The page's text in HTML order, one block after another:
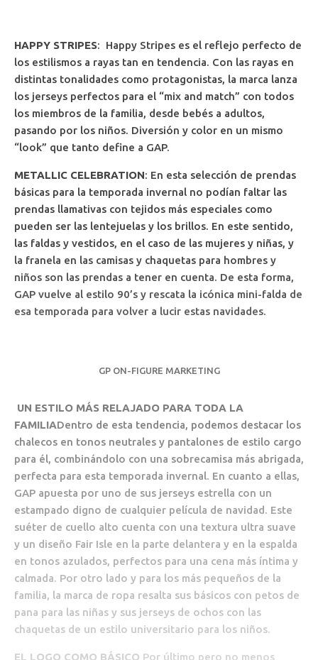
HAPPY STRIPES: Happy Stripes es el reflejo perfecto de
los estilismos a rayas tan en tendencia. Con las rayas en
distintas tonalidades como protagonistas, la marca lanza
los jerseys perfectos para el “mix and match” con todos
los miembros de la familia, desde bebés a adultos,
pasando por los niños. Diversión y color en un mismo
“look” que tanto define a GAP.
METALLIC CELEBRATION: En esta selección de prendas
básicas para la temporada invernal no podían faltar las
prendas llamativas con tejidos más especiales como
pueden ser las lentejuelas y los brillos. En este sentido,
las faldas y vestidos, en el caso de las mujeres y niñas, y
la franela en las camisas y chaquetas para hombres y
niños son las prendas a tener en cuenta. De esta forma,
GAP vuelve al estilo 90’s y rescata la icónica mini-falda de
esa temporada para volver a lucir estas navidades.
GP ON-FIGURE MARKETING
UN ESTILO MÁS RELAJADO PARA TODA LA
FAMILIADentro de esta tendencia, podemos destacar los
chalecos en tonos neutrales y pantalones de estilo cargo
para él, combinándolo con una sobrecamisa más abrigada,
perfecta para esta temporada invernal. En cuanto a ellas,
GAP apuesta por uno de sus jerseys estrella con un
estampado digno de cualquier película de navidad. Este
suéter de cuello alto cuenta con una textura ultra suave
y un diseño Fair Isle en la parte delantera y en la espalda
en tonos azulados, perfectos para una cena más íntima y
calmada. Por otro lado y para los más pequeños de la
familia, la marca de ropa resalta sus básicos con petos de
pana para las niñas y sus jerseys de ochos con las
chaquetas de un estilo universitario para los niños.
EL LOGO COMO BÁSICO Por último pero no menos